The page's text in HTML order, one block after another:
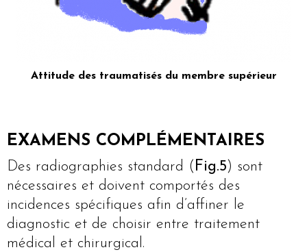
Attitude des traumatisés du membre supérieur
EXAMENS COMPLÉMENTAIRES
Des radiographies standard ( Fig.5) sont
nécessaires et doivent comportés des
incidences spécifiques afin d’affiner le
diagnostic et de choisir entre traitement
médical et chirurgical.